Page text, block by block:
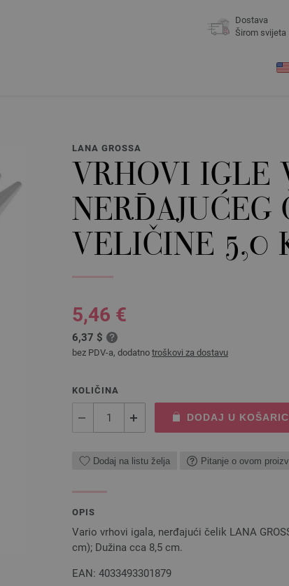
Dostava
Širom svijeta
LANA GROSSA
VRHOVI IGLE
NERĐAJUĆEG
VELIČINE 5,0
5,46 €
6,37 $
bez PDV-a, dodatno troškovi za dostavu
KOLIČINA
DODAJ U
Dodaj na listu želja Pitanje o ovom
OPIS
Vario vrhovi igala, nerđajući čelik LANA
cm); Dužina cca 8,5 cm.
EAN: 4033493301879